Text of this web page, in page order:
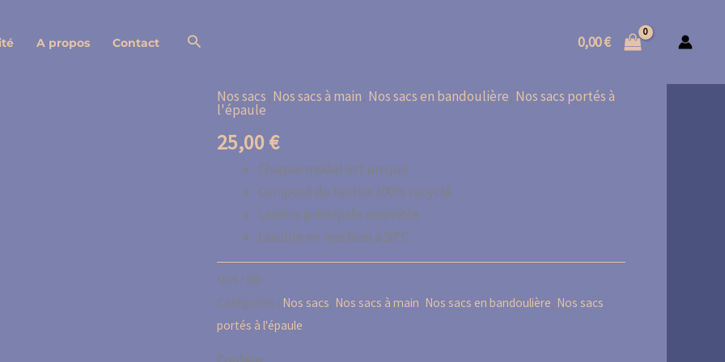
A propos Contact Rechercher 0,00€
Nos sacs, Nos sacs à main, Nos sacs en bandoulière, Nos sacs portés à
l'épaule
25,00 €
Chaque model est unique
Composé de textile 100% recyclé
Lanière principale amovible
Lavable en machine à 30°C
UGS : ND
Catégories : Nos sacs, Nos sacs à main, Nos sacs en bandoulière, Nos sacs
portés à l'épaule